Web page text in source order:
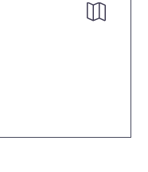

